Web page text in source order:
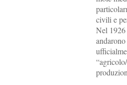
civili e
Nel 1926